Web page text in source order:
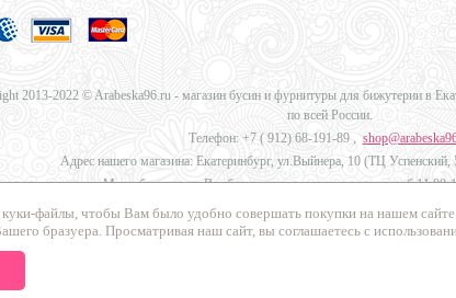
файлы, чтобы Вам было удобно совершать покупки на нашем
бразуера. Просматривая наш сайт, вы соглашаетесь с
2013-2022 © Arabeska96.ru - магазин бусин и фурнитуры для бижутерии в
по всей России.
Телефон: +7 ( 912) 68-191-89,
Адрес нашего магазина: Екатеринбург, ул.Выйнера, 10 (ТЦ Успенский,
Мы работаем для Вас без перерывов и выходных: пн-сб 11:00-
доставку в Москву, Санкт-Петербург, Новосибирск, Челябинск,